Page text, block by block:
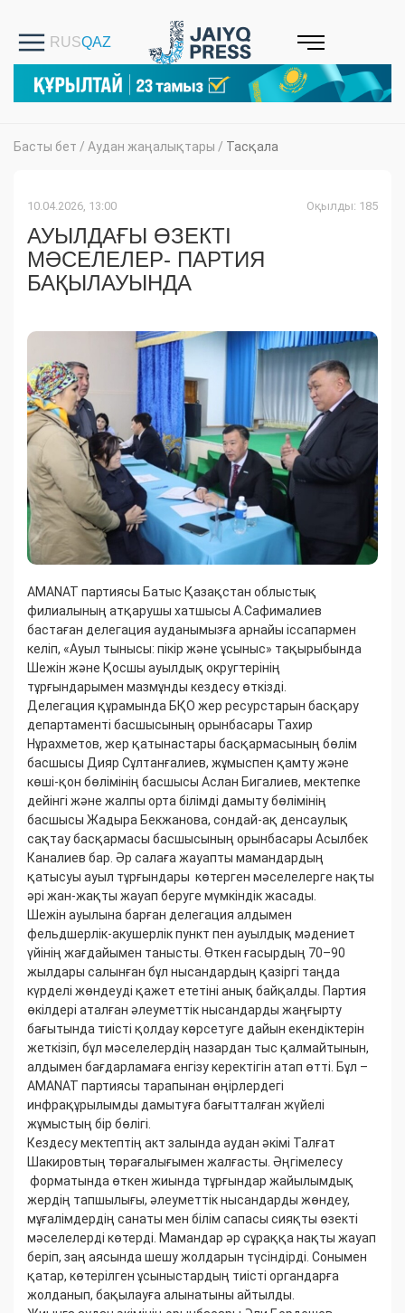
Басты бет / Аудан жаңалықтары / Тасқала
10.04.2026, 13:00 Оқылды: 185
АУЫЛДАҒЫ ӨЗЕКТІ
МӘСЕЛЕЛЕР- ПАРТИЯ
БАҚЫЛАУЫНДА
AMANAT партиясы Батыс Қазақстан облыстық
филиалының атқарушы хатшысы А.Сафималиев
бастаған делегация ауданымызға арнайы іссапармен
келіп, «Ауыл тынысы: пікір және ұсыныс» тақырыбында
Шежін және Қосшы ауылдық округтерінің
тұрғындарымен мазмұнды кездесу өткізді.
Делегация құрамында БҚО жер ресурстарын басқару
департаменті басшысының орынбасары Тахир
Нұрахметов, жер қатынастары басқармасының бөлім
басшысы Дияр Сұлтанғалиев, жұмыспен қамту және
көші-қон бөлімінің басшысы Аслан Бигалиев, мектепке
дейінгі және жалпы орта білімді дамыту бөлімінің
басшысы Жадыра Бекжанова, сондай-ақ денсаулық
сақтау басқармасы басшысының орынбасары Асылбек
Каналиев бар. Әр салаға жауапты мамандардың
қатысуы ауыл тұрғындары көтерген мәселелерге нақты
әрі жан-жақты жауап беруге мүмкіндік жасады.
Шежін ауылына барған делегация алдымен
фельдшерлік-акушерлік пункт пен ауылдық мәдениет
үйінің жағдайымен танысты. Өткен ғасырдың 70–90
жылдары салынған бұл нысандардың қазіргі таңда
күрделі жөндеуді қажет ететіні анық байқалды. Партия
өкілдері аталған әлеуметтік нысандарды жаңғырту
бағытында тиісті қолдау көрсетуге дайын екендіктерін
жеткізіп, бұл мәселелердің назардан тыс қалмайтынын,
алдымен бағдарламаға енгізу керектігін атап өтті. Бұл –
AMANAT партиясы тарапынан өңірлердегі
инфрақұрылымды дамытуға бағытталған жүйелі
жұмыстың бір бөлігі.
Кездесу мектептің акт залында аудан әкімі Талғат
Шакировтың төрағалығымен жалғасты. Әңгімелесу
форматында өткен жиында тұрғындар жайылымдық
жердің тапшылығы, әлеуметтік нысандарды жөндеу,
мұғалімдердің санаты мен білім сапасы сияқты өзекті
мәселелерді көтерді. Мамандар әр сұраққа нақты жауап
беріп, заң аясында шешу жолдарын түсіндірді. Сонымен
қатар, көтерілген ұсыныстардың тиісті органдарға
жолданып, бақылауға алынатыны айтылды.